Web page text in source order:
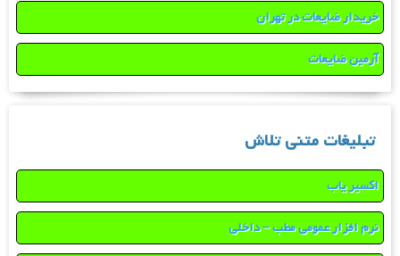
خریدار ضایعات در تهران
آرمین ضایعات
تبلیغات متنی تلاش
اکسیر یاب
نرم افزار عمومی مطب – داخلی